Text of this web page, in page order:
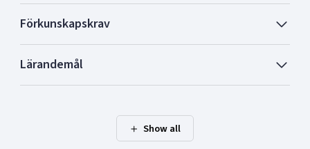
Förkunskapskrav
Lärandemål